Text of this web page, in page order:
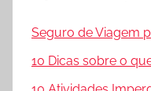
Seguro de Viagem
10 Dicas sobre o